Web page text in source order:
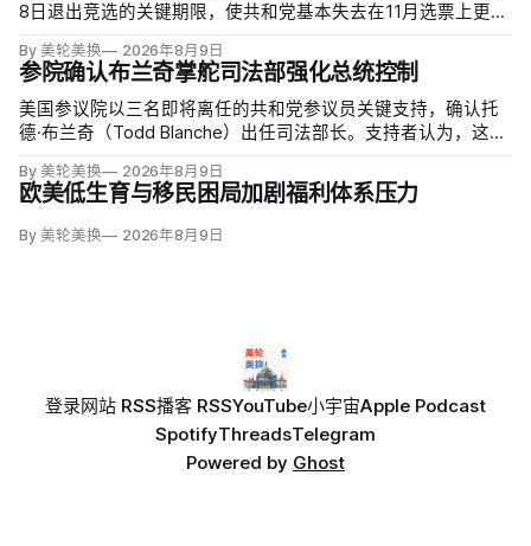
8日退出竞选的关键期限，使共和党基本失去在11月选票上更换
Moreno）指控家暴并予以否认，众院道德委员会同时调查他是
否涉及家庭暴力、虐待或非法用药。
By 美轮美换 2026年8月9日
参院确认布兰奇掌舵司法部强化总统控制
美国参议院以三名即将离任的共和党参议员关键支持，确认托
德·布兰奇（Todd Blanche）出任司法部长。支持者认为，这位
冲动；
By 美轮美换 2026年8月9日
欧美低生育与移民困局加剧福利体系压力
By 美轮美换 2026年8月9日
登录网站 RSS播客 RSSYouTube小宇宙Apple Podcast
SpotifyThreadsTelegram
Powered by Ghost